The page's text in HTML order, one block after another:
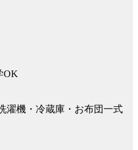
OK
濯機・冷蔵庫・お布団一式